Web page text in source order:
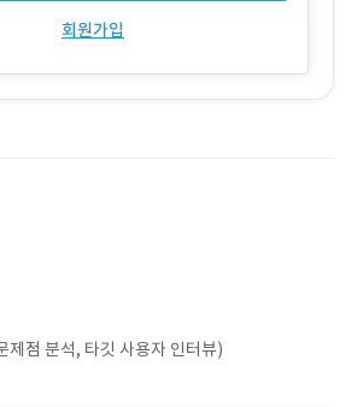
회원가입
제점 분석, 타깃 사용자 인터뷰)